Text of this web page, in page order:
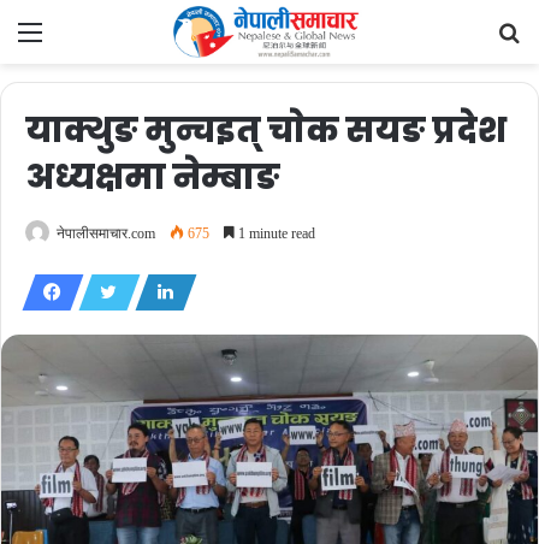
Menu
याक्थुङ मुन्चइत् चाेक सयङ प्रदेश
अध्यक्षमा नेम्बाङ
नेपालीसमाचार.com 675 1 minute read